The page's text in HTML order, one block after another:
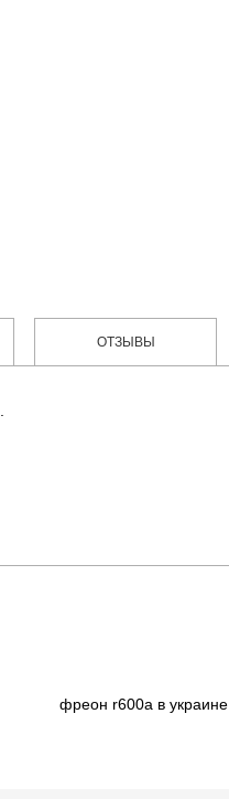
ОТЗЫВЫ
фреон r600a в украине